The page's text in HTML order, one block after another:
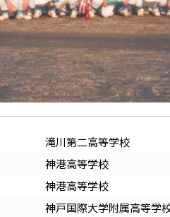
滝川第二高等学校
神港高等学校
神港高等学校
神戸国際大学附属高等学